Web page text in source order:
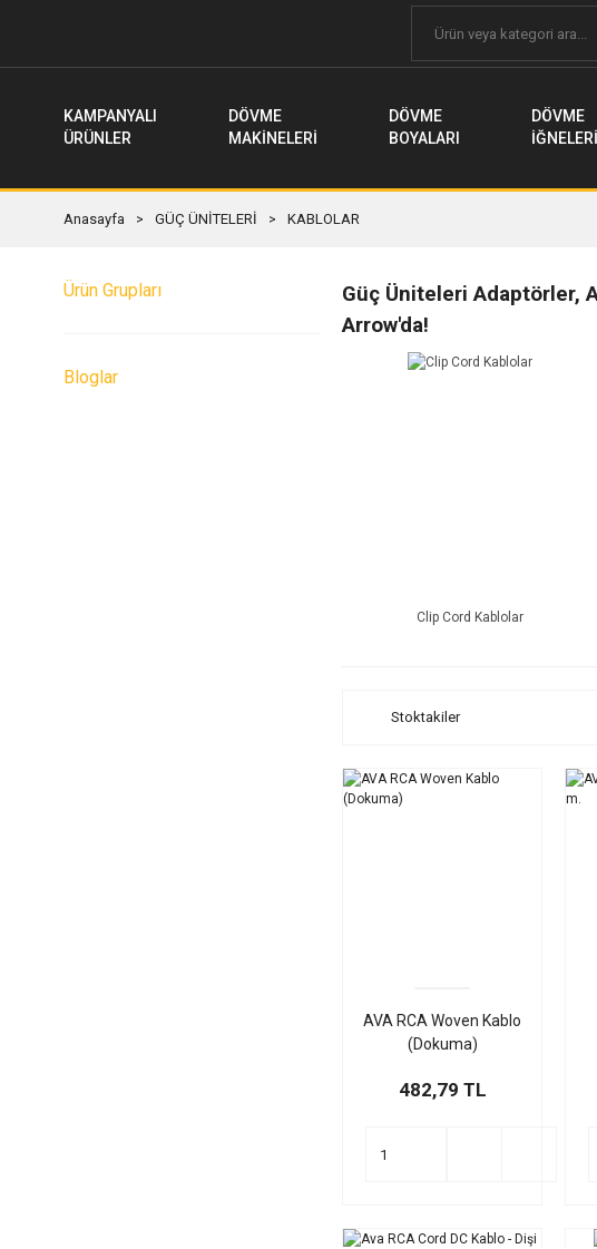
KAMPANYALI
ÜRÜNLER
DÖVME
MAKİNELERİ
DÖVME
BOYALARI
DÖVME
İĞNELERİ
Anasayfa GÜÇ ÜNİTELERİ KABLOLAR
Ürün Grupları
Bloglar
Güç Üniteleri Adaptörler,
Arrow'da!
Clip Cord Kablolar
Stoktakiler
AVA RCA Woven Kablo
(Dokuma)
482,79 TL